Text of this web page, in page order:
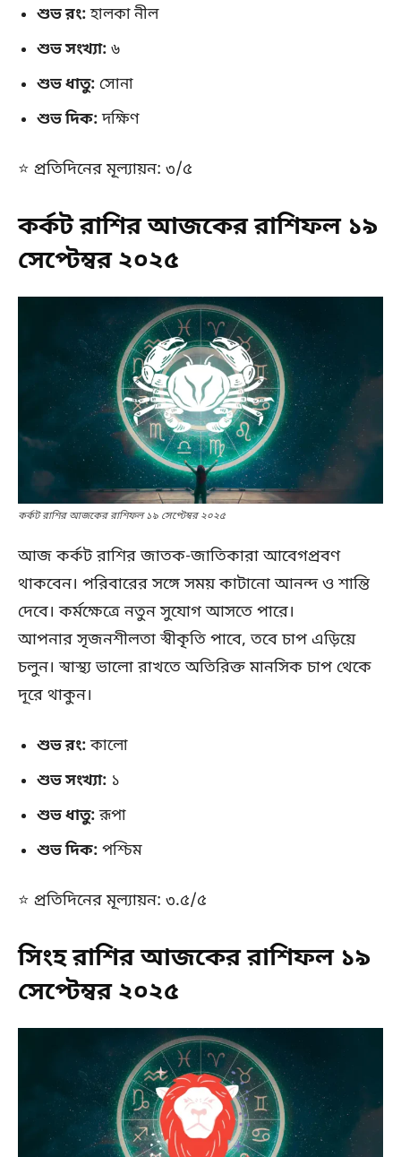
শুভ রং:হালকা নীল
শুভ সংখ্যা: ৬
শুভ ধাতু: সোনা
শুভ দিক:দক্ষিণ
⭐ প্রতিদিনের মূল্যায়ন: ৩/৫
কর্কট রাশির আজকের রাশিফল ১৯
সেপ্টেম্বর ২০২৫
কর্কট রাশির আজকের রাশিফল ১৯ সেপ্টেম্বর ২০২৫
আজ কর্কট রাশির জাতক-জাতিকারা আবেগপ্রবণ
থাকবেন। পরিবারের সঙ্গে সময় কাটানো আনন্দ ও শান্তি
দেবে। কর্মক্ষেত্রে নতুন সুযোগ আসতে পারে।
আপনার সৃজনশীলতা স্বীকৃতি পাবে, তবে চাপ এড়িয়ে
চলুন। স্বাস্থ্য ভালো রাখতে অতিরিক্ত মানসিক চাপ থেকে
দূরে থাকুন।
শুভ রং:কালো
শুভ সংখ্যা: ১
শুভ ধাতু:রূপা
শুভ দিক: পশ্চিম
⭐ প্রতিদিনের মূল্যায়ন: ৩.৫/৫
সিংহ রাশির আজকের রাশিফল ১৯
সেপ্টেম্বর ২০২৫